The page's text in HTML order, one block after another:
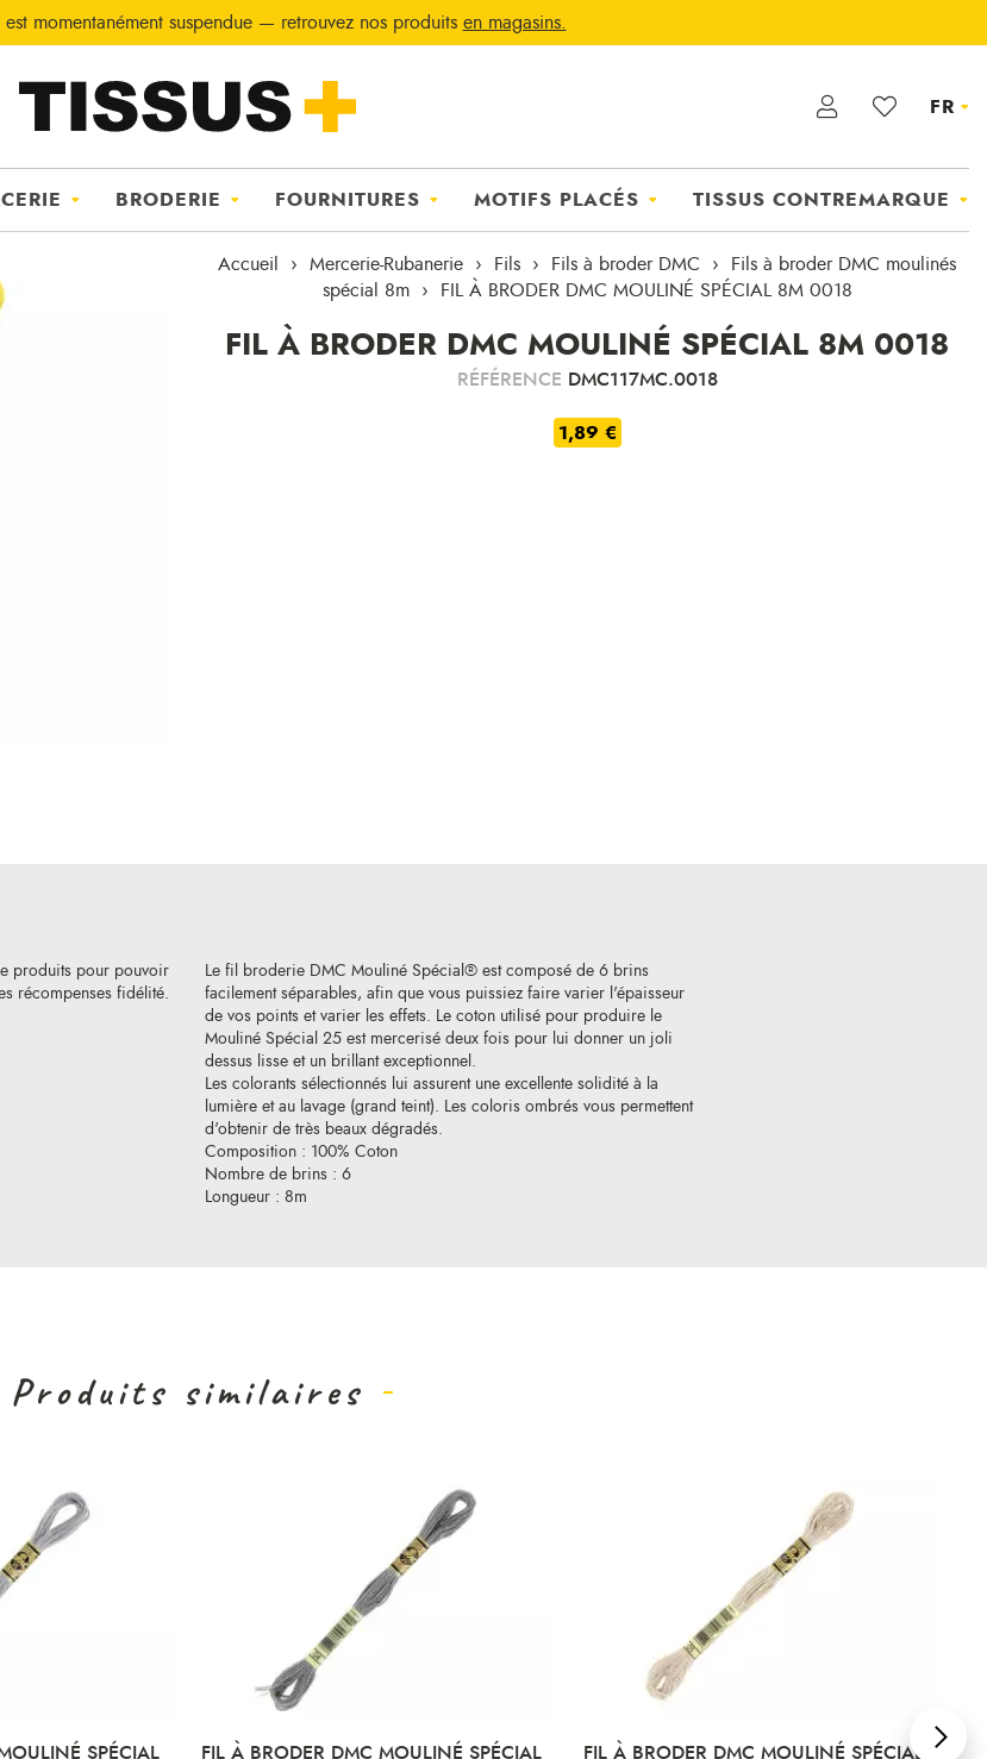
momentanément suspendue — retrouvez nos produits en magasins.
FR
BRODERIE FOURNITURES MOTIFS PLACÉS TISSUS CONTREMARQUE
Accueil Mercerie-Rubanerie Fils Fils à broder DMC
Fils à broder DMC moulinés
spécial 8m
FIL À BRODER DMC MOULINÉ SPÉCIAL 8M 0018
FIL À BRODER DMC MOULINÉ SPÉCIAL 8M 0018
RÉFÉRENCE DMC117MC.0018
1,89 €
produits pour pouvoir
récompenses fidélité.
Le fil broderie DMC Mouliné Spécial® est composé de 6 brins
facilement séparables, afin que vous puissiez faire varier l'épaisseur
de vos points et varier les effets. Le coton utilisé pour produire le
Mouliné Spécial 25 est mercerisé deux fois pour lui donner un joli
dessus lisse et un brillant exceptionnel.
Les colorants sélectionnés lui assurent une excellente solidité à la
lumière et au lavage (grand teint). Les coloris ombrés vous permettent
d'obtenir de très beaux dégradés.
Composition : 100% Coton
Nombre de brins : 6
Longueur : 8m
Produits similaires
SPÉCIAL
FIL À BRODER DMC MOULINÉ SPÉCIAL
FIL À BRODER DMC MOULINÉ SPÉCIAL